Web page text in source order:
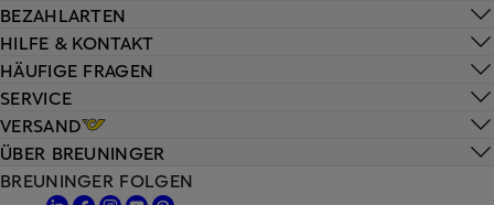
HILFE & KONTAKT
HÄUFIGE FRAGEN
SERVICE
VERSAND
BEZAHLARTEN
ÜBER BREUNINGER
BREUNINGER FOLGEN